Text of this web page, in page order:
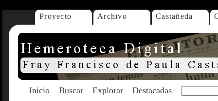
Proyecto Archivo Castañeda
Inicio Buscar Explorar Destacadas